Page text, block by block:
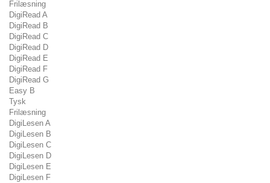
Frilæsning
DigiRead A
DigiRead B
DigiRead C
DigiRead D
DigiRead E
DigiRead F
DigiRead G
Easy B
Tysk
Frilæsning
DigiLesen A
DigiLesen B
DigiLesen C
DigiLesen D
DigiLesen E
DigiLesen F